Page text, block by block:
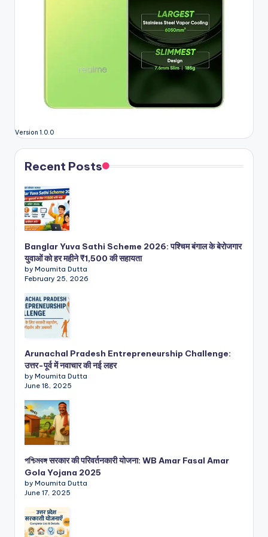
Version 1.0.0
Recent Posts
Banglar Yuva Sathi Scheme 2026: पश्चिम बंगाल के बेरोजगार
युवाओं को हर महीने ₹1,500 की सहायता
by Moumita Dutta
February 25, 2026
Arunachal Pradesh Entrepreneurship Challenge:
उत्तर-पूर्व में नवाचार की नई लहर
by Moumita Dutta
June 18, 2025
পশ্চিমবঙ্গ सरकार की परिवर्तनकारी योजना: WB Amar Fasal Amar
Gola Yojana 2025
by Moumita Dutta
June 17, 2025